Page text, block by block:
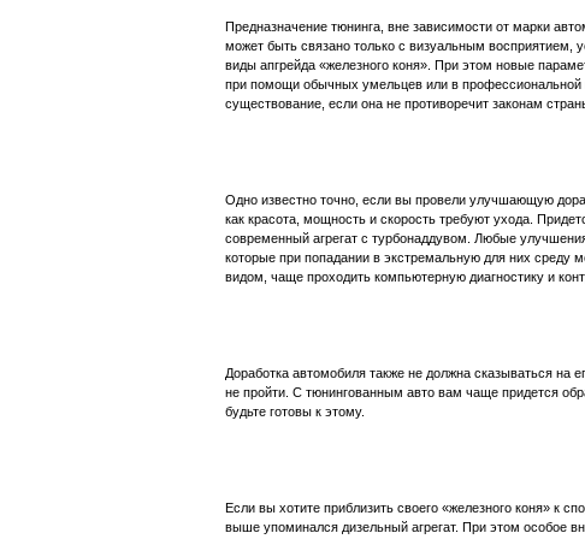
Предназначение тюнинга, вне зависимости от марки
может быть связано только с визуальным
виды апгрейда «железного коня». При этом новые
при помощи обычных умельцев или в профессиональной
существование, если она не противоречит законам
Одно известно точно, если вы провели улучшающую
как красота, мощность и скорость требуют ухода.
современный агрегат с турбонаддувом. Любые
которые при попадании в экстремальную для них среду
видом, чаще проходить компьютерную диагностику и
Доработка автомобиля также не должна сказываться на
не пройти. С тюнингованным авто вам чаще придется
будьте готовы к этому.
Если вы хотите приблизить своего «железного коня» к
выше упоминался дизельный агрегат. При этом особое